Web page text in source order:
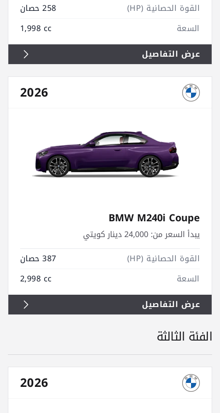
القوة الحصانية (HP)
258 حصان
السعة
1,998 cc
عرض التفاصيل
2026
BMW M240i Coupe
يبدأ السعر من:
القوة الحصانية (HP)
387 حصان
السعة
2,998 cc
عرض التفاصيل
الفئة الثالثة
2026